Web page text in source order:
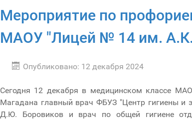
Мероприятие по
МАОУ "Лицей № 14 им.
Опубликовано: 12 декабря 2024
Сегодня 12 декабря в медицинском классе
Магадана главный врач ФБУЗ "Центр гигиены и
Д.Ю. Боровиков и врач по общей гигиене